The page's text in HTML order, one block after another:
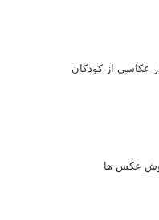
عکاسی از کودکان